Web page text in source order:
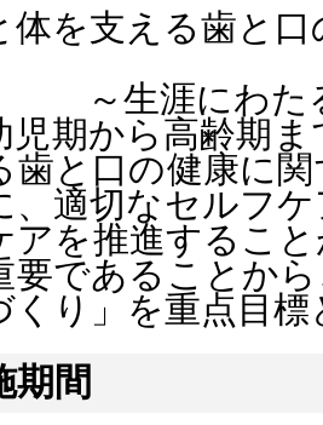
体を支える歯と
涯にわたる
児期から高齢期
歯と口の健康に
、適切なセルフ
アを推進するこ
要であることか
くり」を重点目標
期間